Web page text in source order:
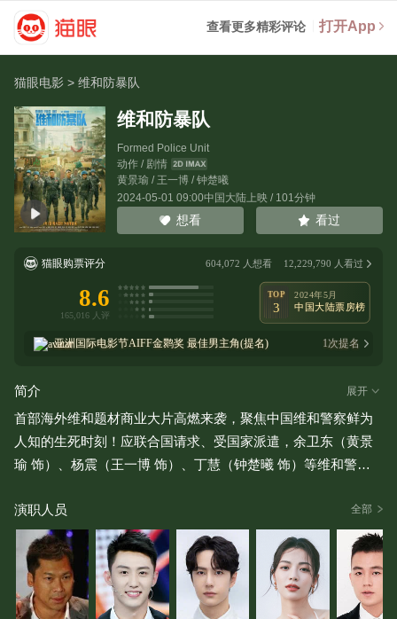
查看更多精彩评论 打开App
猫眼电影 >维和防暴队
维和防暴队
Formed Police Unit
动作 / 剧情
黄景瑜 / 王一博/钟楚曦
2024-05-01 09:00中国大陆上映 / 101分钟
想看 看过
猫眼购票评分 604,072 人想看 12,229,790 人看过
8.6 TOP
3
2024年5月
中国大陆票房榜
亚洲国际电影节AIFF金鹮奖 最佳男主角(提名) 1次提名
简介 展开
首部海外维和题材商业大片高燃来袭，聚焦中国维和警察鲜为
人知的生死时刻！应联合国请求、受国家派遣，余卫东（黄景
瑜 饰）、杨震（王一博 饰）、丁慧（钟楚曦 饰）等维和警察
和任务。他们将要直面恐怖袭击、武装暴动、黑帮横行等种种
险境，维和行动刻不容缓……
演职人员 全部